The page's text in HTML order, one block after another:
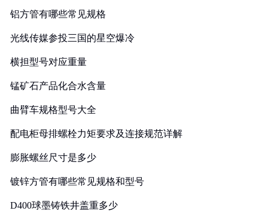
铝方管有哪些常见规格
光线传媒参投三国的星空爆冷
横担型号对应重量
锰矿石产品化合水含量
曲臂车规格型号大全
配电柜母排螺栓力矩要求及连接规范详解
膨胀螺丝尺寸是多少
镀锌方管有哪些常见规格和型号
D400球墨铸铁井盖重多少